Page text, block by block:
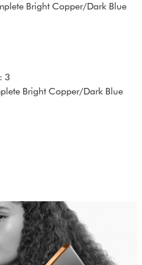
Bright Copper/Dark Blue
3
Bright Copper/Dark Blue